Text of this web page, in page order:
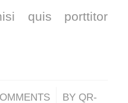
quis porttitor
/ BY QR-